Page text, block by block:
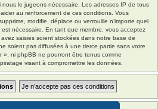
nous le jugeons nécessaire. Les adresses IP de tous
au renforcement de ces conditions. Vous
modifie, déplace ou verrouille n’importe quel
nécessaire. En tant que membre, vous acceptez
saisies soient stockées dans notre base de
soient pas diffusées à une tierce partie sans votre
», ni phpBB ne pourront être tenus comme
visant à compromettre les données.